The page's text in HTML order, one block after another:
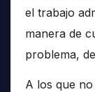
el trabajo
manera de
problema,
A los que